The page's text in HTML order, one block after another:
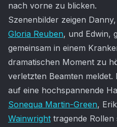
nach vorne zu blicken.
Szenenbilder zeigen
Gloria Reuben, und Edwin,
gemeinsam in einem
dramatischen Moment zu
verletzten Beamten meldet.
auf eine hochspannende
Sonequa Martin-Green,
Wainwright tragende Rollen